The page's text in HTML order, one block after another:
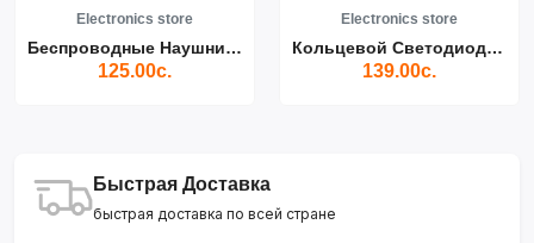
Electronics store
Беспроводные Наушники Air...
125.00с.
Electronics store
Кольцевой Светодиодный Св...
139.00с.
Быстрая Доставка
быстрая доставка по всей стране